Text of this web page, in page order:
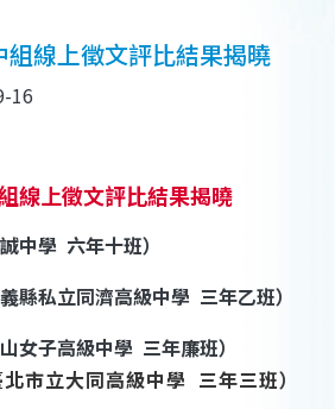
組線上徵文評比結果揭曉
16
線上徵文評比結果揭曉
中學 六年十班）
縣私立同濟高級中學 三年乙班）
女子高級中學 三年廉班）
市立大同高級中學 三年三班）